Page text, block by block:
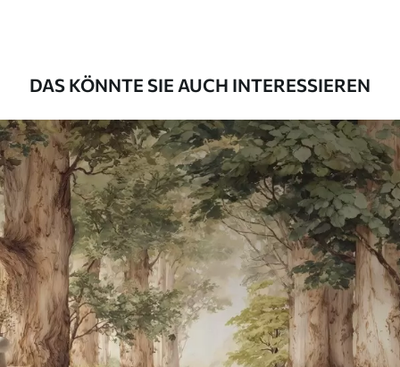
DAS KÖNNTE SIE AUCH INTERESSIEREN